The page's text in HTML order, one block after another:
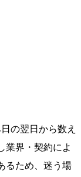
の翌日から数え
業界・契約によ
るため、迷う場